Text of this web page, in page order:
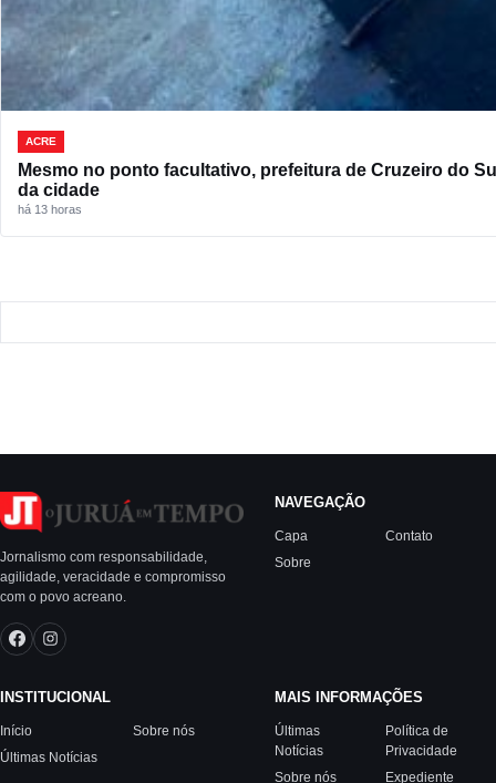
ACRE
Mesmo no ponto facultativo, prefeitura de Cruzeiro do
da cidade
há 13 horas
Jornalismo com responsabilidade,
agilidade, veracidade e compromisso
com o povo acreano.
NAVEGAÇÃO
Capa
Sobre
Contato
INSTITUCIONAL
Início
Últimas Notícias
Sobre nós
MAIS INFORMAÇÕES
Últimas
Notícias
Sobre nós
Política de
Privacidade
Expediente